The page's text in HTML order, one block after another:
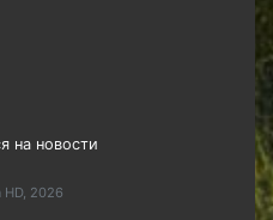
на новости
2026